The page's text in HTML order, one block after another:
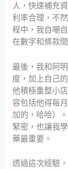
人，快速補充
利率合理，不
程中，我自嘲
在數字和條款
最後，我和阿
度，加上自己
他積極重整小
容包括他得每
加的，哈哈）
緊密，也讓我
藥最重要。
透過這次經驗